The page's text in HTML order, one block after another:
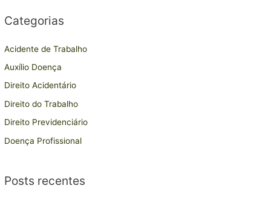
q
u
r
p
o
:
Categorias
Acidente de Trabalho
Auxílio Doença
Direito Acidentário
Direito do Trabalho
Direito Previdenciário
Doença Profissional
Posts recentes